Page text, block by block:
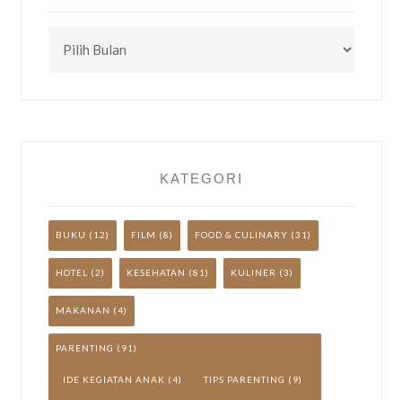
TULISAN
KATEGORI
BUKU (12) FILM (8) FOOD & CULINARY (31)
HOTEL (2) KESEHATAN (81) KULINER (3)
MAKANAN (4)
PARENTING (91)
IDE KEGIATAN ANAK (4) TIPS PARENTING (9)